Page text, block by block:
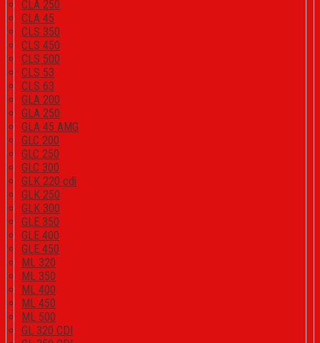
CLA 250
CLA 45
CLS 350
CLS 450
CLS 500
CLS 53
CLS 63
GLA 200
GLA 250
GLA 45 AMG
GLC 200
GLC 250
GLC 300
GLK 220 cdi
GLK 250
GLK 300
GLE 350
GLE 400
GLE 450
ML 320
ML 350
ML 400
ML 450
ML 500
GL 320 CDI